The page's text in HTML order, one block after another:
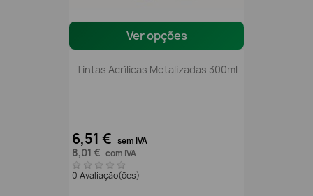
Ver opções
Tintas Acrílicas Metalizadas 300ml
6,51 € sem IVA
8,01 € com IVA
0 Avaliação(ões)